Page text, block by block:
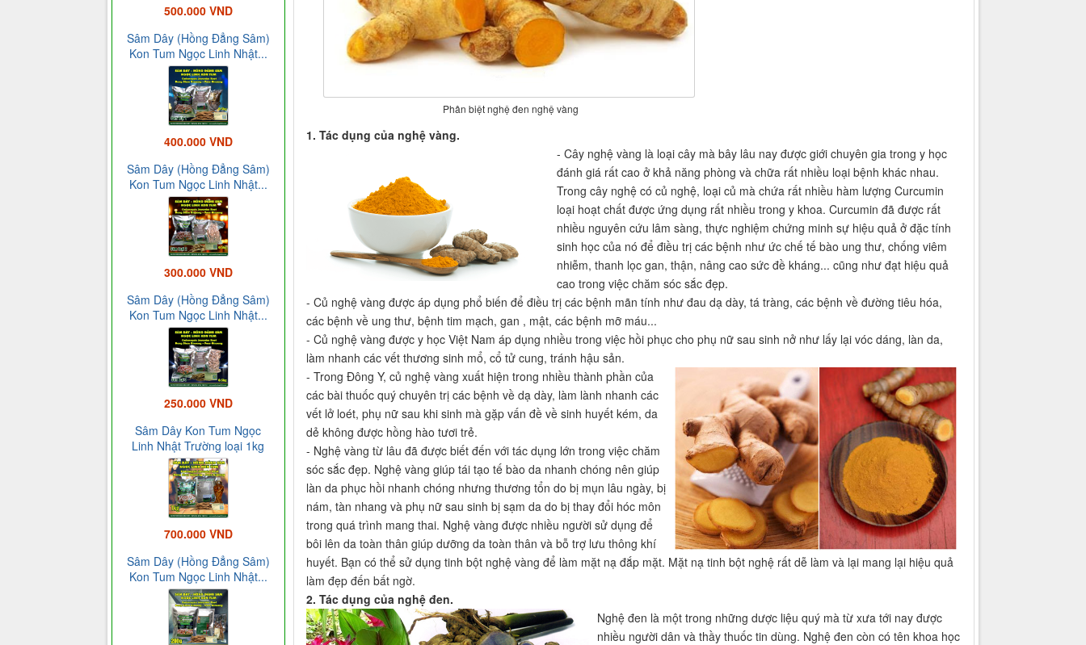
Phân biệt nghệ đen nghệ vàng
1. Tác dụng của nghệ vàng.
- Cây nghệ vàng là loại cây mà bây lâu nay được giới chuyên gia trong y học
đánh giá rất cao ở khả năng phòng và chữa rất nhiều loại bệnh khác nhau.
Trong cây nghệ có củ nghệ, loại củ mà chứa rất nhiều hàm lượng Curcumin
loại hoạt chất được ứng dụng rất nhiều trong y khoa. Curcumin đã được rất
nhiều nguyên cứu lâm sàng, thực nghiệm chứng minh sự hiệu quả ở đặc tính
sinh học của nó để điều trị các bệnh như ức chế tế bào ung thư, chống viêm
nhiễm, thanh lọc gan, thận, nâng cao sức đề kháng... cũng như đạt hiệu quả
cao trong việc chăm sóc sắc đẹp.
- Củ nghệ vàng được áp dụng phổ biến để điều trị các bệnh mãn tính như đau dạ dày, tá tràng, các bệnh về đường tiêu hóa,
các bệnh về ung thư, bệnh tim mạch, gan , mật, các bệnh mỡ máu...
- Củ nghệ vàng được y học Việt Nam áp dụng nhiều trong việc hồi phục cho phụ nữ sau sinh nở như lấy lại vóc dáng, làn da,
làm nhanh các vết thương sinh mổ, cổ tử cung, tránh hậu sản.
- Trong Đông Y, củ nghệ vàng xuất hiện trong nhiều thành phần của
các bài thuốc quý chuyên trị các bệnh về dạ dày, làm lành nhanh các
vết lở loét, phụ nữ sau khi sinh mà gặp vấn đề về sinh huyết kém, da
dẻ không được hồng hào tươi trẻ.
- Nghệ vàng từ lâu đã được biết đến với tác dụng lớn trong việc chăm
sóc sắc đẹp. Nghệ vàng giúp tái tạo tế bào da nhanh chóng nên giúp
làn da phục hồi nhanh chóng nhưng thương tổn do bị mụn lâu ngày, bị
nám, tàn nhang và phụ nữ sau sinh bị sạm da do bị thay đổi hóc môn
trong quá trình mang thai. Nghệ vàng được nhiều người sử dụng để
bôi lên da toàn thân giúp dưỡng da toàn thân và bỗ trợ lưu thông khí
huyết. Bạn có thể sử dụng tinh bột nghệ vàng để làm mặt nạ đắp mặt. Mặt nạ tinh bột nghệ rất dễ làm và lại mang lại hiệu quả
làm đẹp đến bất ngờ.
2. Tác dụng của nghệ đen.
Nghệ đen là một trong những dược liệu quý mà từ xưa tới nay được
nhiều người dân và thầy thuốc tin dùng. Nghệ đen còn có tên khoa học
500.000 VND
Sâm Dây (Hồng Đẳng Sâm)
Kon Tum Ngọc Linh Nhật...
400.000 VND
Sâm Dây (Hồng Đẳng Sâm)
Kon Tum Ngọc Linh Nhật...
300.000 VND
Sâm Dây (Hồng Đẳng Sâm)
Kon Tum Ngọc Linh Nhật...
250.000 VND
Sâm Dây Kon Tum Ngọc
Linh Nhật Trường loại 1kg
700.000 VND
Sâm Dây (Hồng Đẳng Sâm)
Kon Tum Ngọc Linh Nhật...